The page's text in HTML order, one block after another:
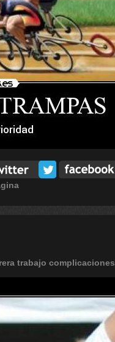
trabajo complicaciones